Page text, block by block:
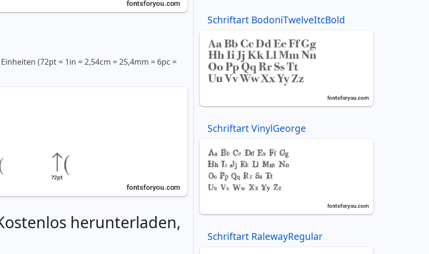
(72pt = 1in = 2,54cm = 25,4mm = 6pc =
herunterladen,
Schriftart BodoniTwelveItcBold
Schriftart VinylGeorge
Schriftart RalewayRegular